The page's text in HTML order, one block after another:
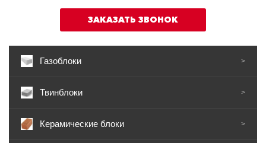
ЗАКАЗАТЬ ЗВОНОК
Газоблоки >
Твинблоки >
Керамические блоки >